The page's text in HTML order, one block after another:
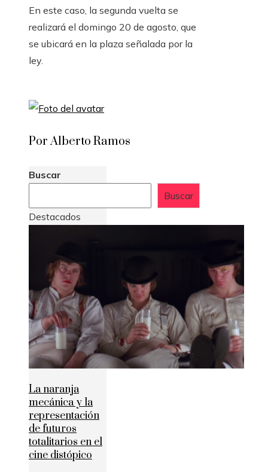
En este caso, la segunda vuelta se
realizará el domingo 20 de agosto, que
se ubicará en la plaza señalada por la
ley.
Por Alberto Ramos
Buscar
Buscar
Destacados
La naranja
mecánica y la
representación
de futuros
totalitarios en el
cine distópico